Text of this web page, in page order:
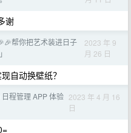
谢
帮你把艺术装进日子
2023 年 9
月 26 日
自动换壁纸？
程管理 APP 体验 2023 年 4 月 16
日